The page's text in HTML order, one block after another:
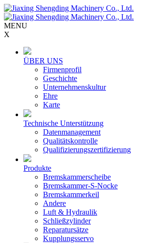
MENU
X
ÜBER UNS
Firmenprofil
Geschichte
Unternehmenskultur
Ehre
Karte
Technische Unterstützung
Datenmanagement
Qualitätskontrolle
Qualifizierungszertifizierung
Produkte
Bremskammerscheibe
Bremskammer-S-Nocke
Bremskammerkeil
Andere
Luft & Hydraulik
Schließzylinder
Reparatursätze
Kupplungsservo